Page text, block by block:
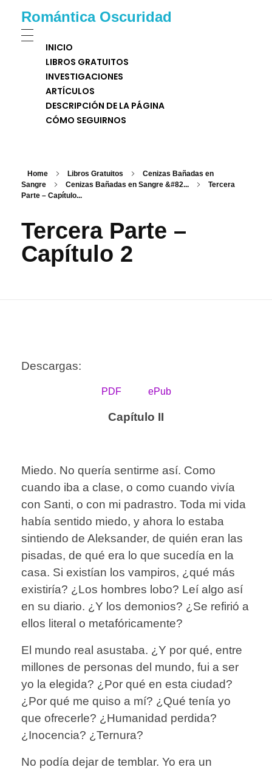
Romántica Oscuridad
INICIO
LIBROS GRATUITOS
INVESTIGACIONES
ARTÍCULOS
DESCRIPCIÓN DE LA PÁGINA
CÓMO SEGUIRNOS
Home Libros Gratuitos
Cenizas Bañadas en
Sangre
Cenizas Bañadas en Sangre &#82...
Tercera
Parte – Capítulo...
Tercera Parte –
Capítulo 2
Descargas:
PDF ePub
Capítulo II
Miedo. No quería sentirme así. Como
cuando iba a clase, o como cuando vivía
con Santi, o con mi padrastro. Toda mi vida
había sentido miedo, y ahora lo estaba
sintiendo de Aleksander, de quién eran las
pisadas, de qué era lo que sucedía en la
casa. Si existían los vampiros, ¿qué más
existiría? ¿Los hombres lobo? Leí algo así
en su diario. ¿Y los demonios? ¿Se refirió a
ellos literal o metafóricamente?
El mundo real asustaba. ¿Y por qué, entre
millones de personas del mundo, fui a ser
yo la elegida? ¿Por qué en esta ciudad?
¿Por qué me quiso a mí? ¿Qué tenía yo
que ofrecerle? ¿Humanidad perdida?
¿Inocencia? ¿Ternura?
No podía dejar de temblar. Yo era un